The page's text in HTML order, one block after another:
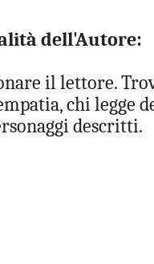
dell'Autore:
il lettore.
chi legge
descritti.